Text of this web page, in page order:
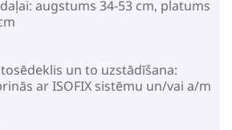
augstums 34-53 cm, platums
un to uzstādīšana:
ar ISOFIX sistēmu un/vai a/m
virzienā